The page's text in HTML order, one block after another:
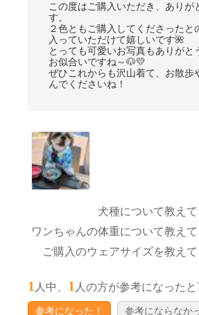
この度はご購入いただき、ありが
す。
２色ともご購入してくださったと
入っていただけて嬉しいです🌺
とっても可愛いお写真もありがと
お似合いですね～🐶💛
ぜひこれからも沢山着て、お散歩
んでくださいね！
犬種について教えて
ワンちゃんの体重について教えて
ご購入のウェアサイズを教えて
1 人中、 1 人の方が参考になったと
参考になった！ 参考にならなか